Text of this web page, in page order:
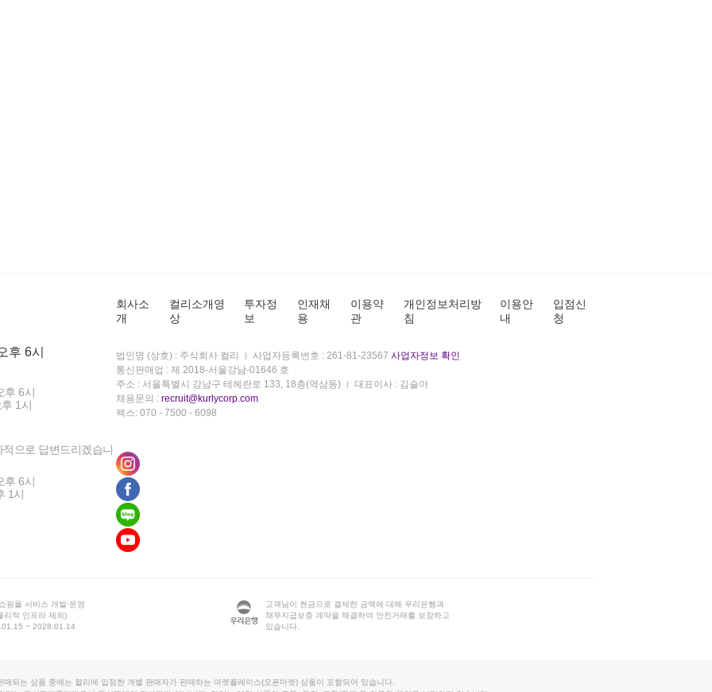
후 6시
후 6시
1시
으로 답변드리겠습니
후 6시
1시
회사소
개
컬리소개영
상
투자정
보
인재채
용
이용약
관
개인정보처리방
침
이용안
내
입점신
청
법인명 (상호) : 주식회사 컬리 사업자등록번호 : 261-81-23567 사업자정보 확인
통신판매업 : 제 2018-서울강남-01646 호
주소 : 서울특별시 강남구 테헤란로 133, 18층(역삼동)
대표이사 : 김슬아
채용문의 : recruit@kurlycorp.com
팩스: 070 - 7500 - 6098
핑몰 서비스 개발·운영
리적 인프라 제외)
~ 2028.01.14
고객님이 현금으로 결제한 금액에 대해 우리은행과
채무지급보증 계약을 체결하여 안전거래를 보장하고
있습니다.
매되는 상품 중에는 컬리에 입점한 개별 판매자가 판매하는 마켓플레이스(오픈마켓) 상품이 포함되어 있습니다.